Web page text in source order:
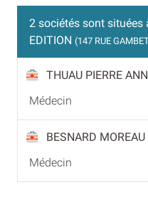
2 sociétés sont situées
EDITION (147 RUE
THUAU PIERRE
Médecin
BESNARD MOREAU
Médecin